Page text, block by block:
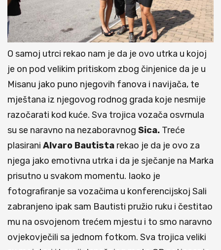
O samoj utrci rekao nam je da je ovo utrka u kojoj
je on pod velikim pritiskom zbog činjenice da je u
Misanu jako puno njegovih fanova i navijača, te
mještana iz njegovog rodnog grada koje nesmije
razočarati kod kuće. Sva trojica vozača osvrnula
su se naravno na nezaboravnog Sica. Treće
plasirani Alvaro Bautista rekao je da je ovo za
njega jako emotivna utrka i da je sječanje na Marka
prisutno u svakom momentu. Iaoko je
fotografiranje sa vozačima u konferencijskoj Sali
zabranjeno ipak sam Bautisti pružio ruku i čestitao
mu na osvojenom trećem mjestu i to smo naravno
ovjekovječili sa jednom fotkom. Sva trojica veliki